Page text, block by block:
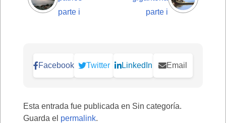
parte i
parte i
Facebook Twitter LinkedIn Email
Esta entrada fue publicada en Sin categoría.
Guarda el permalink.